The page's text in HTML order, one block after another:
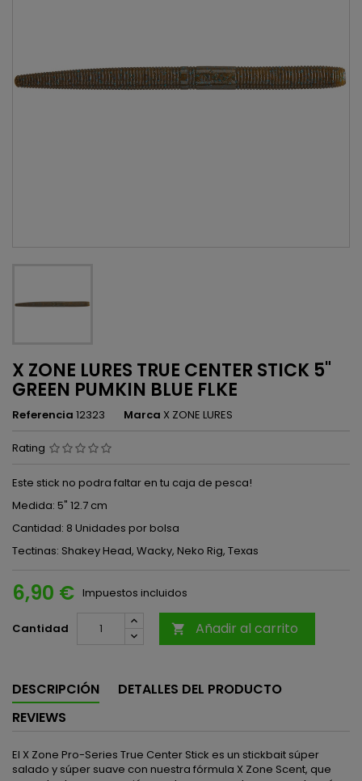
X ZONE LURES TRUE CENTER STICK 5"
GREEN PUMKIN BLUE FLKE
Referencia 12323 Marca X ZONE LURES
Rating
Este stick no podra faltar en tu caja de pesca!
Medida: 5" 12.7 cm
Cantidad: 8 Unidades por bolsa
Tectinas: Shakey Head, Wacky, Neko Rig, Texas
6,90 € Impuestos incluidos
Cantidad  Añadir al carrito
DESCRIPCIÓN
DETALLES DEL PRODUCTO
REVIEWS
El X Zone Pro-Series True Center Stick es un stickbait súper
salado y súper suave con nuestra fórmula X Zone Scent, que